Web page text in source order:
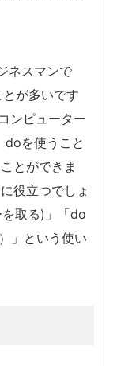
ネスマンで
が多いです
ンピューター
doを使うこと
とができま
役立つでしょ
取る)」「do
」という使い